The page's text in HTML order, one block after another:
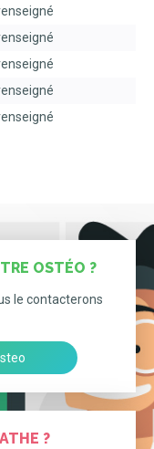
OSTÉO ?
le contacterons
?